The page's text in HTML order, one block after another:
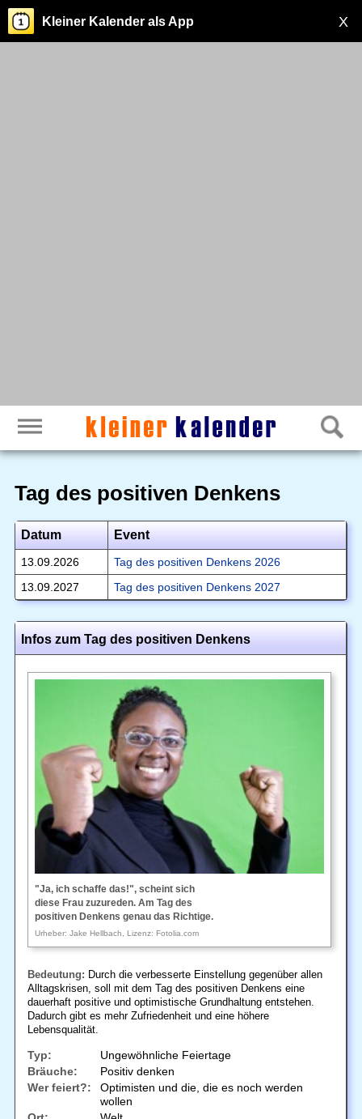
X
Kleiner Kalender als App
Tag des positiven Denkens
Datum Event
13.09.2026
Tag des positiven Denkens 2026
13.09.2027
Tag des positiven Denkens 2027
Infos zum Tag des positiven Denkens
"Ja, ich schaffe das!", scheint sich
diese Frau zuzureden. Am Tag des
positiven Denkens genau das Richtige.
Urheber: Jake Hellbach, Lizenz: Fotolia.com
Bedeutung: Durch die verbesserte Einstellung gegenüber allen
Alltagskrisen, soll mit dem Tag des positiven Denkens eine
dauerhaft positive und optimistische Grundhaltung entstehen.
Dadurch gibt es mehr Zufriedenheit und eine höhere
Lebensqualität.
Typ:
Ungewöhnliche Feiertage
Bräuche:
Positiv denken
Wer feiert?:
Optimisten und die, die es noch werden
wollen